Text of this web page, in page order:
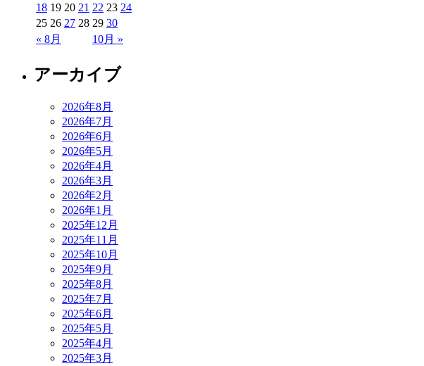
« 8月 10月 »
18 19 20 21 22 23 24
25 26 27 28 29 30
アーカイブ
2026年8月
2026年7月
2026年6月
2026年5月
2026年4月
2026年3月
2026年2月
2026年1月
2025年12月
2025年11月
2025年10月
2025年9月
2025年8月
2025年7月
2025年6月
2025年5月
2025年4月
2025年3月